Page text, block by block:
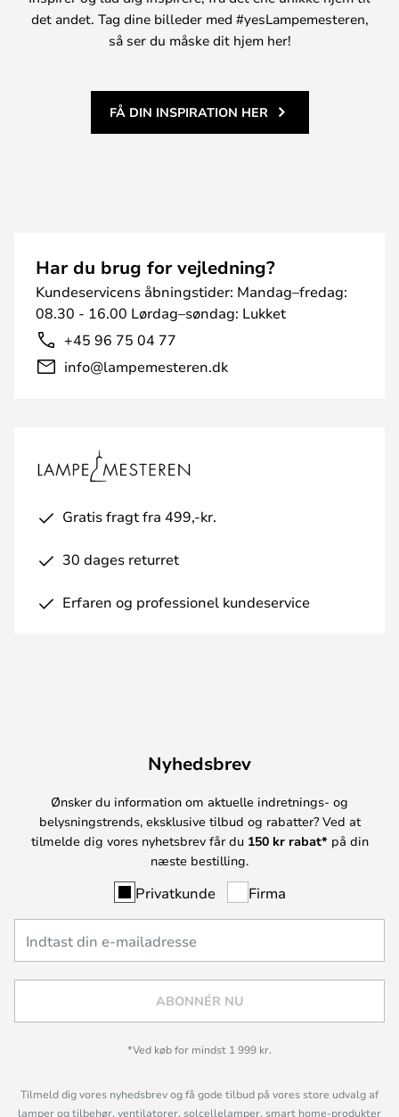
det andet. Tag dine billeder med #yesLampemesteren,
så ser du måske dit hjem her!
FÅ DIN INSPIRATION HER
Har du brug for vejledning?
Kundeservicens åbningstider: Mandag–fredag:
08.30 - 16.00 Lørdag–søndag: Lukket
+45 96 75 04 77
info@lampemesteren.dk
Gratis fragt fra 499,-kr.
30 dages returret
Erfaren og professionel kundeservice
Nyhedsbrev
Ønsker du information om aktuelle indretnings- og
belysningstrends, eksklusive tilbud og rabatter? Ved at
tilmelde dig vores nyhetsbrev får du 150 kr rabat* på din
næste bestilling.
Privatkunde Firma
ABONNÉR NU
*Ved køb for mindst 1 999 kr.
Tilmeld dig vores nyhedsbrev og få gode tilbud på vores store udvalg af
lamper og tilbehør, ventilatorer, solcellelamper, smart home-produkter